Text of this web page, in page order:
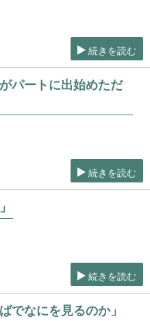
続きを読む
パートに出始めただ
続きを読む
続きを読む
でなにを見るのか」